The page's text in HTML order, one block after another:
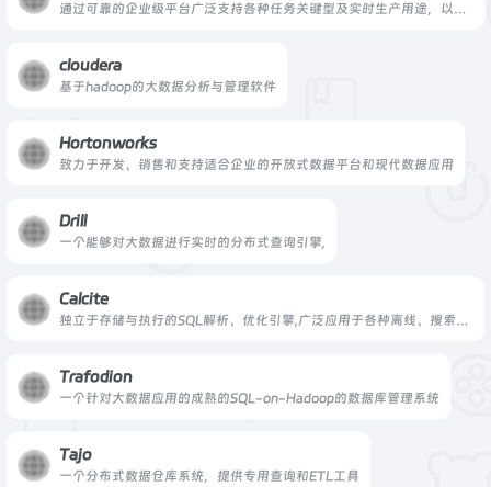
通过可靠的企业级平台广泛支持各种任务关键型及实时生产用途，以实现其Hadoop技术承诺
cloudera
基于hadoop的大数据分析与管理软件
Hortonworks
致力于开发、销售和支持适合企业的开放式数据平台和现代数据应用
Drill
一个能够对大数据进行实时的分布式查询引擎,
Calcite
独立于存储与执行的SQL解析、优化引擎,广泛应用于各种离线、搜索、实时查询引擎
Trafodion
一个针对大数据应用的成熟的SQL-on-Hadoop的数据库管理系统
Tajo
一个分布式数据仓库系统，提供专用查询和ETL工具